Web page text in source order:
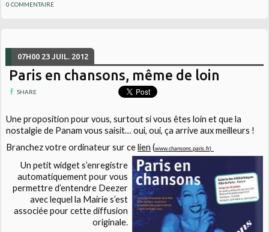
0 COMMENTAIRE
07H00 23 JUIL. 2012
Paris en chansons, même de loin
SHARE
Une proposition pour vous, surtout si vous êtes loin et que la
nostalgie de Panam vous saisit… oui, oui, ça arrive aux meilleurs !
Branchez votre ordinateur sur celien (www.chansons.paris.fr)
Un petit widget s’enregistre
automatiquement pour vous
permettre d’entendre Deezer
avec lequel la Mairie s’est
associée pour cette diffusion
originale.